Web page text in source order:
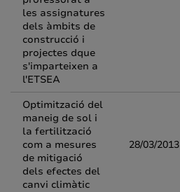
les assignatures
dels àmbits de
construcció i
projectes dque
s'imparteixen a
l'ETSEA
Optimització del
maneig de sol i
la fertilització
com a mesures
de mitigació
dels efectes del
canvi climàtic
28/03/2013